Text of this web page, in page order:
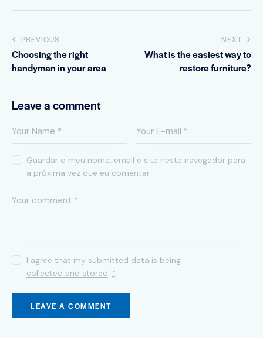
PREVIOUS
Choosing the right
handyman in your area
NEXT
What is the easiest way to
restore furniture?
Leave a comment
Guardar o meu nome, email e site neste navegador para
a próxima vez que eu comentar.
I agree that my submitted data is being
collected and stored. *